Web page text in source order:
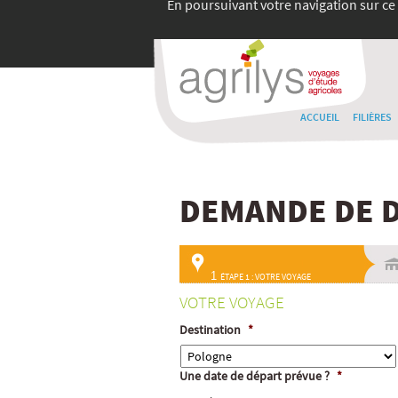
En poursuivant votre navigation sur
ACCUEIL FILIÈRES
DEMANDE DE
1 ÉTAPE 1 : VOTRE VOYAGE
VOTRE VOYAGE
Destination *
Une date de départ prévue ? *